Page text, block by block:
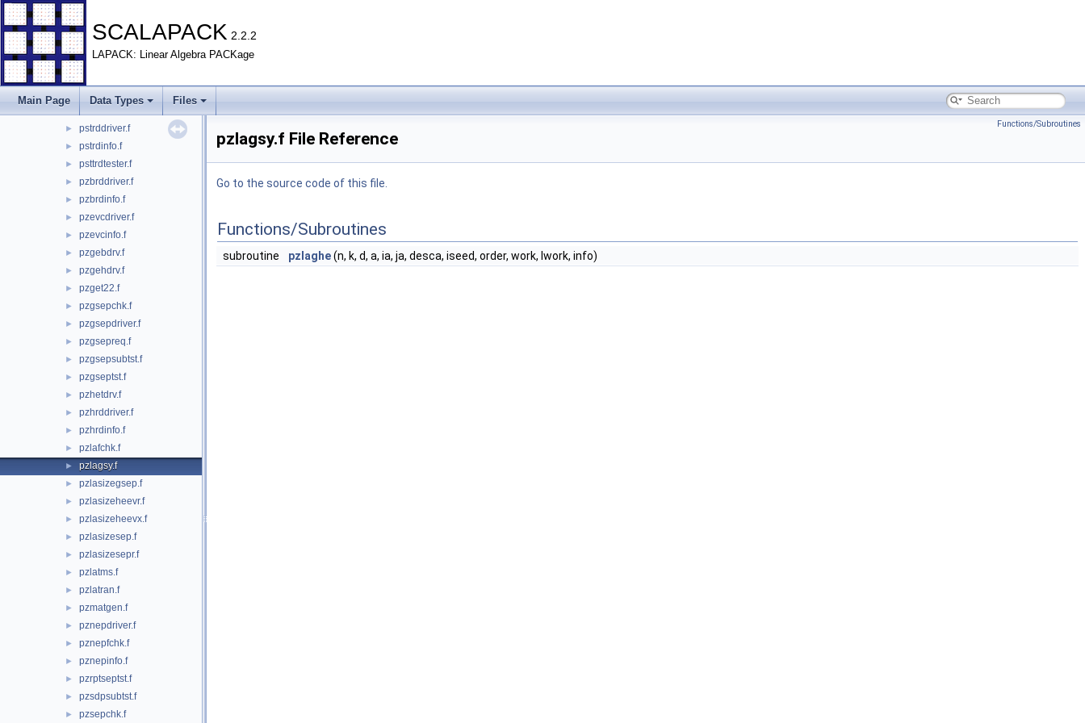
SCALAPACK 2.2.2
LAPACK: Linear Algebra PACKage
Main Page Data Types Files
► psseptst.f
► pssqpsubtst.f
► pssvdchk.f
► pssvdcmp.f
► pssvddriver.f
► pstrddriver.f
► pstrdinfo.f
► psttrdtester.f
► pzbrddriver.f
► pzbrdinfo.f
► pzevcdriver.f
► pzevcinfo.f
► pzgebdrv.f
► pzgehdrv.f
► pzget22.f
► pzgsepchk.f
► pzgsepdriver.f
► pzgsepreq.f
► pzgsepsubtst.f
► pzgseptst.f
► pzhetdrv.f
► pzhrddriver.f
► pzhrdinfo.f
► pzlafchk.f
► pzlagsy.f
► pzlasizegsep.f
► pzlasizeheevr.f
► pzlasizeheevx.f
► pzlasizesep.f
► pzlasizesepr.f
► pzlatms.f
► pzlatran.f
► pzmatgen.f
► pznepdriver.f
► pznepfchk.f
► pznepinfo.f
► pzrptseptst.f
► pzsdpsubtst.f
► pzsepchk.f
Functions/Subroutines
pzlagsy.f File Reference
Go to the source code of this file.
Functions/Subroutines
subroutine pzlaghe(n, k, d, a, ia, ja, desca, iseed, order, work, lwork, info)